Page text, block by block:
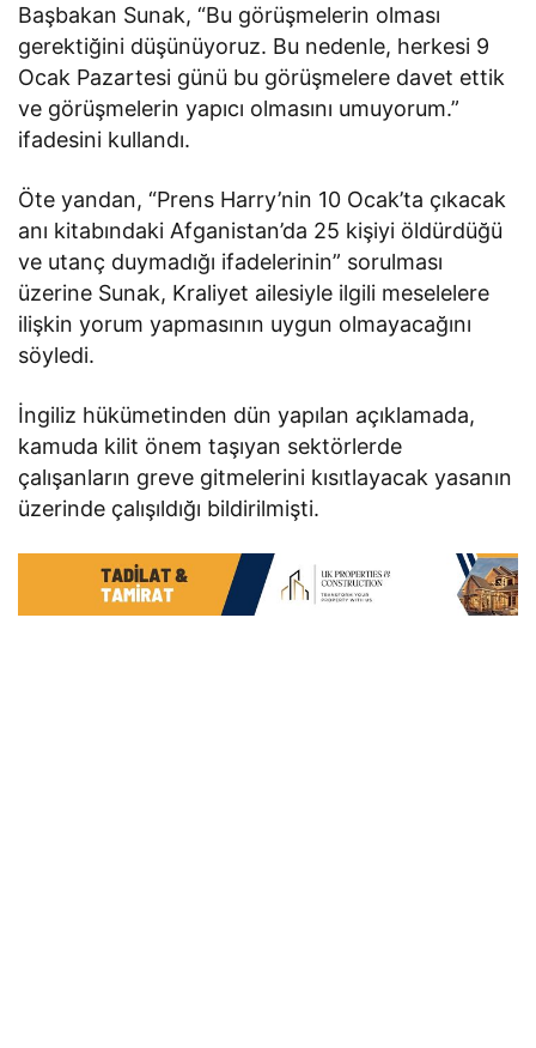
Başbakan Sunak, “Bu görüşmelerin olması
gerektiğini düşünüyoruz. Bu nedenle, herkesi 9
Ocak Pazartesi günü bu görüşmelere davet ettik
ve görüşmelerin yapıcı olmasını umuyorum.”
ifadesini kullandı.
Öte yandan, “Prens Harry’nin 10 Ocak’ta çıkacak
anı kitabındaki Afganistan’da 25 kişiyi öldürdüğü
ve utanç duymadığı ifadelerinin” sorulması
üzerine Sunak, Kraliyet ailesiyle ilgili meselelere
ilişkin yorum yapmasının uygun olmayacağını
söyledi.
İngiliz hükümetinden dün yapılan açıklamada,
kamuda kilit önem taşıyan sektörlerde
çalışanların greve gitmelerini kısıtlayacak yasanın
üzerinde çalışıldığı bildirilmişti.